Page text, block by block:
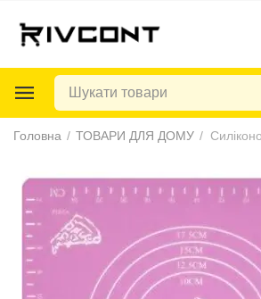
Головна / ТОВАРИ ДЛЯ ДОМУ /